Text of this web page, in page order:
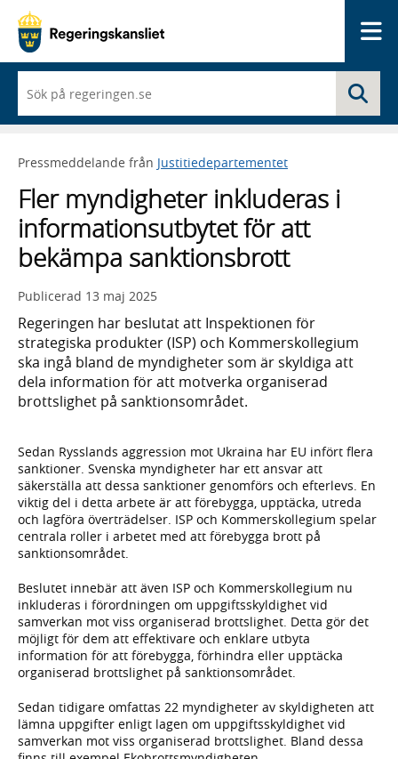
du
börjar
skriva
framträder
lista
med
sökförslag
Pressmeddelande från Justitiedepartementet
Fler myndigheter inkluderas i
informationsutbytet för att
bekämpa sanktionsbrott
Publicerad 13 maj 2025
Regeringen har beslutat att Inspektionen för
strategiska produkter (ISP) och Kommerskollegium
ska ingå bland de myndigheter som är skyldiga att
dela information för att motverka organiserad
brottslighet på sanktionsområdet.
Sedan Rysslands aggression mot Ukraina har EU infört flera
sanktioner. Svenska myndigheter har ett ansvar att
säkerställa att dessa sanktioner genomförs och efterlevs. En
viktig del i detta arbete är att förebygga, upptäcka, utreda
och lagföra överträdelser. ISP och Kommerskollegium spelar
centrala roller i arbetet med att förebygga brott på
sanktionsområdet.
Beslutet innebär att även ISP och Kommerskollegium nu
inkluderas i förordningen om uppgiftsskyldighet vid
samverkan mot viss organiserad brottslighet. Detta gör det
möjligt för dem att effektivare och enklare utbyta
information för att förebygga, förhindra eller upptäcka
organiserad brottslighet på sanktionsområdet.
Sedan tidigare omfattas 22 myndigheter av skyldigheten att
lämna uppgifter enligt lagen om uppgiftsskyldighet vid
samverkan mot viss organiserad brottslighet. Bland dessa